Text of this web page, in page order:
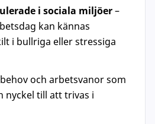
i sociala miljöer–
kan kännas
i bullriga eller stressiga
och arbetsvanor som
nyckel till att trivas i